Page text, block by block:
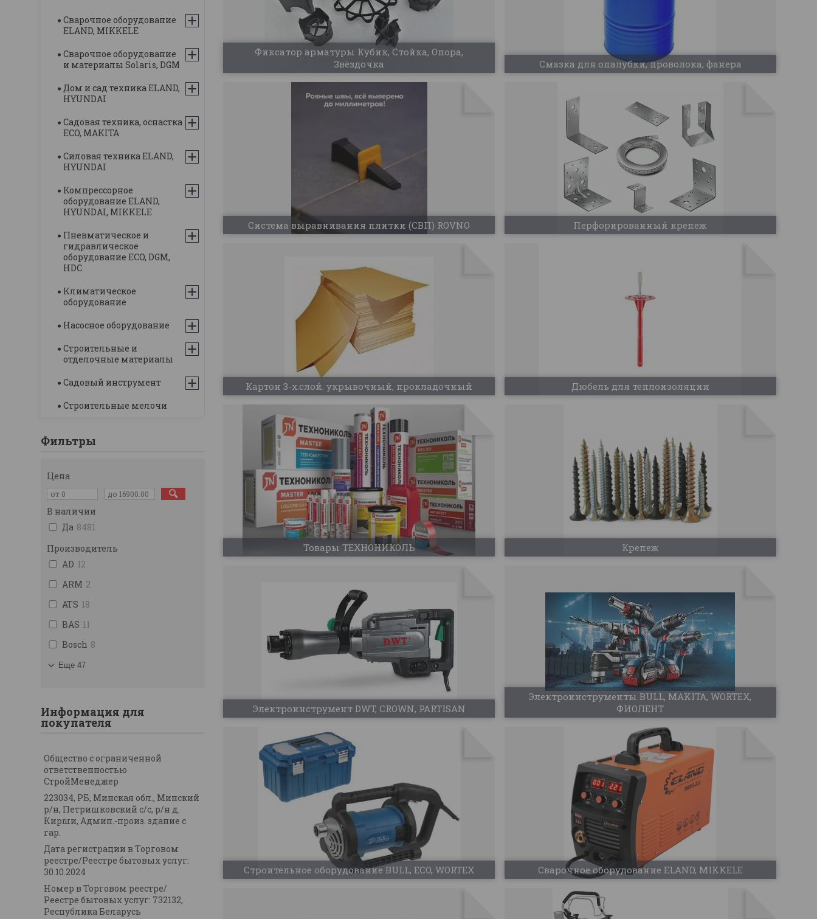
Фиксатор арматуры Кубик, Стойка, Опора,
Звёздочка
Смазка для опалубки, проволока, фанера
Система выравнивания плитки (СВП) ROVNO Перфорированный крепеж
Картон 3-х.слой. укрывочный, прокладочный Дюбель для теплоизоляции
Товары ТЕХНОНИКОЛЬ Крепеж
Электроинструмент DWT, CROWN, PARTISAN
Электроинструменты BULL, MAKITA, WORTEX,
ФИОЛЕНТ
Строительное оборудование BULL, ECO, WORTEX Сварочное оборудование ELAND, MIKKELE
Сварочное оборудование
ELAND, MIKKELE
Сварочное оборудование
и материалы Solaris, DGM
Дом и сад техника ELAND,
HYUNDAI
Садовая техника, оснастка
ECO, MAKITA
Силовая техника ELAND,
HYUNDAI
Компрессорное
оборудование ELAND,
HYUNDAI, MIKKELE
Пневматическое и
гидравлическое
оборудование ECO, DGM,
HDC
Климатическое
оборудование
Насосное оборудование
Строительные и
отделочные материалы
Садовый инструмент
Строительные мелочи
Фильтры
Цена
В наличии
Да 8481
Производитель
AD 12
ARM 2
ATS 18
BAS 11
Bosch 8
Еще 47
Информация для
покупателя
Общество с ограниченной
ответственностью
СтройМенеджер
223034, РБ, Минская обл., Минский
р/н, Петришковский с/с, р/н д.
Кирши, Админ.-произ. здание с
гар.
Дата регистрации в Торговом
реестре/Реестре бытовых услуг:
30.10.2024
Номер в Торговом реестре/
Реестре бытовых услуг: 732132,
Республика Беларусь